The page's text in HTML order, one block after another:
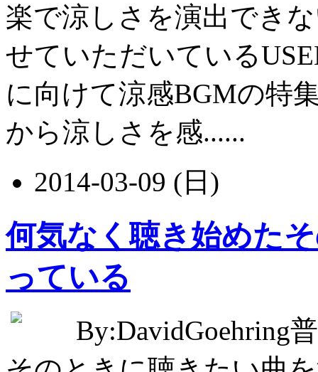
楽で涼しさを演出でき
せていただいている
に向けて涼感BGMの特
から涼しさを感......
2014-03-09 (日)
何気なく聴き始めた
っている
By:DavidGoehring